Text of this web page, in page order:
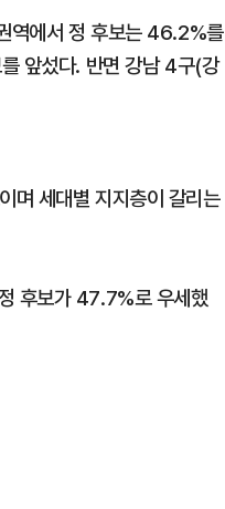
역에서 정 후보는 46.2%를
앞섰다. 반면 강남 4구(강
세대별 지지층이 갈리는
후보가 47.7%로 우세했